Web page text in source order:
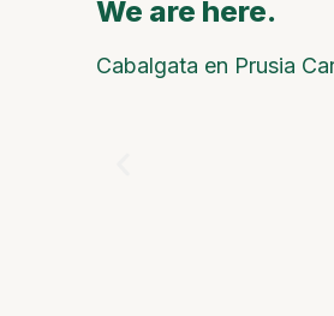
We are here.
Cabalgata en Prusia